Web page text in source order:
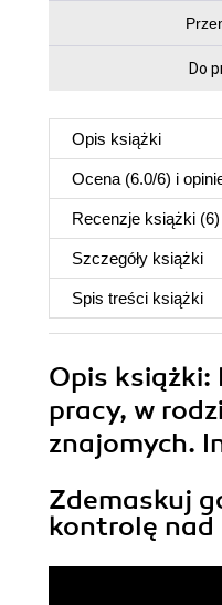
Do
Opis książki
Ocena (6.0/6) i
Recenzje książki (6)
Szczegóły książki
Spis treści książki
Opis książki:
pracy, w
znajomych.
Zdemaskuj
kontrolę nad